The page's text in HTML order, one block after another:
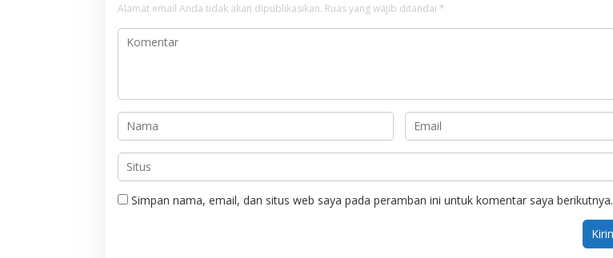
Alamat email Anda tidak akan dipublikasikan. Ruas yang wajib ditandai *
Simpan nama, email, dan situs web saya pada peramban ini untuk komentar saya berikutnya.